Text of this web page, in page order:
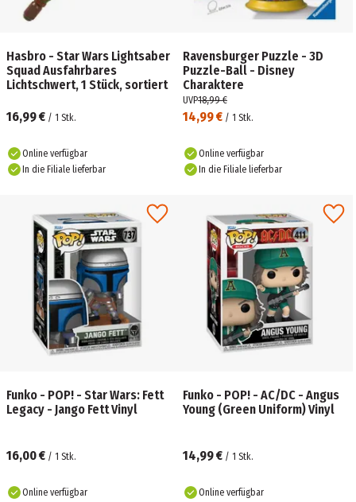
Hasbro - Star Wars Lightsaber
Squad Ausfahrbares
Lichtschwert, 1 Stück, sortiert
16,99 € / 1 Stk.
Online verfügbar
In die Filiale lieferbar
Ravensburger Puzzle - 3D
Puzzle-Ball - Disney
Charaktere
14,99 € / 1 Stk.
UVP18,99 €
Online verfügbar
In die Filiale lieferbar
Funko - POP! - Star Wars: Fett
Legacy - Jango Fett Vinyl
16,00 € / 1 Stk.
Online verfügbar
Funko - POP! - AC/DC - Angus
Young (Green Uniform) Vinyl
14,99 € / 1 Stk.
Online verfügbar